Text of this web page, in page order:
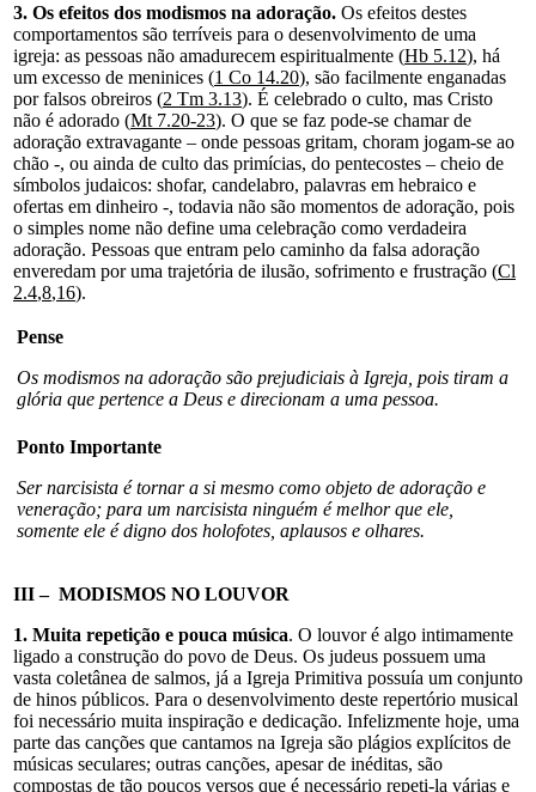
3. Os efeitos dos modismos na adoração. Os efeitos destes
comportamentos são terríveis para o desenvolvimento de uma
igreja: as pessoas não amadurecem espiritualmente (Hb 5.12), há
um excesso de meninices (1 Co 14.20), são facilmente enganadas
por falsos obreiros (2 Tm 3.13). É celebrado o culto, mas Cristo
não é adorado (Mt 7.20-23). O que se faz pode-se chamar de
adoração extravagante – onde pessoas gritam, choram jogam-se ao
chão -, ou ainda de culto das primícias, do pentecostes – cheio de
símbolos judaicos: shofar, candelabro, palavras em hebraico e
ofertas em dinheiro -, todavia não são momentos de adoração, pois
o simples nome não define uma celebração como verdadeira
adoração. Pessoas que entram pelo caminho da falsa adoração
enveredam por uma trajetória de ilusão, sofrimento e frustração (Cl
2.4,8,16).
Pense
Os modismos na adoração são prejudiciais à Igreja, pois tiram a
glória que pertence a Deus e direcionam a uma pessoa.
Ponto Importante
Ser narcisista é tornar a si mesmo como objeto de adoração e
veneração; para um narcisista ninguém é melhor que ele,
somente ele é digno dos holofotes, aplausos e olhares.
III – MODISMOS NO LOUVOR
1. Muita repetição e pouca música. O louvor é algo intimamente
ligado a construção do povo de Deus. Os judeus possuem uma
vasta coletânea de salmos, já a Igreja Primitiva possuía um conjunto
de hinos públicos. Para o desenvolvimento deste repertório musical
foi necessário muita inspiração e dedicação. Infelizmente hoje, uma
parte das canções que cantamos na Igreja são plágios explícitos de
músicas seculares; outras canções, apesar de inéditas, são
compostas de tão poucos versos que é necessário repeti-la várias e